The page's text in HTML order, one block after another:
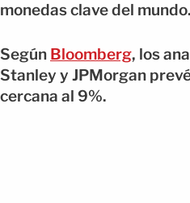
monedas clave del mundo.
Según Bloomberg, los
Stanley y JPMorgan
cercana al 9%.